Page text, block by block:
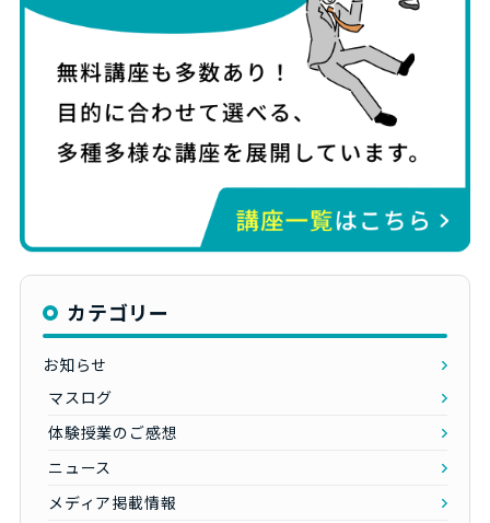
カテゴリー
お知らせ
マスログ
体験授業のご感想
ニュース
メディア掲載情報